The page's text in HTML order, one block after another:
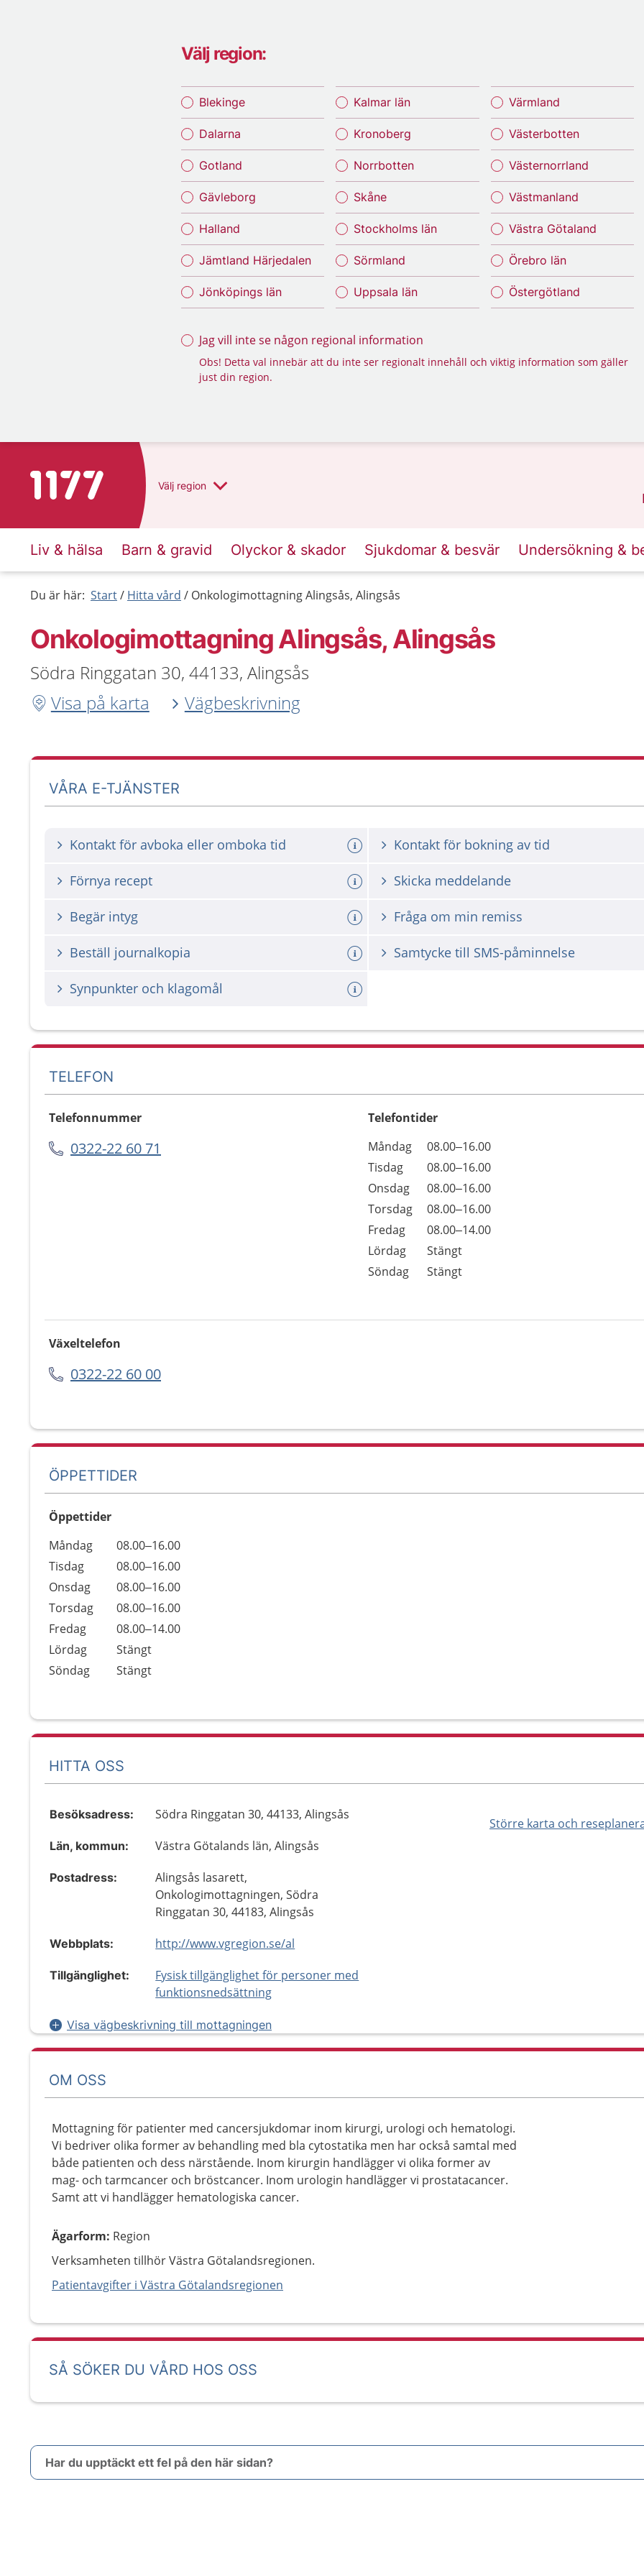
Välj region:
Blekinge
Dalarna
Gotland
Gävleborg
Halland
Jämtland Härjedalen
Jönköpings län
Kalmar län
Kronoberg
Norrbotten
Skåne
Stockholms län
Sörmland
Uppsala län
Värmland
Västerbotten
Västernorrland
Västmanland
Västra Götaland
Örebro län
Östergötland
Jag vill inte se någon regional information
Obs! Detta val innebär att du inte ser regionalt innehåll och viktig information som gäller
just din region.
Till startsidan för 1177 Välj region
Liv & hälsa Barn & gravid Olyckor & skador Sjukdomar & besvär Undersökning &
Du är här: Start Hitta vård Onkologimottagning Alingsås, Alingsås
Onkologimottagning Alingsås, Alingsås
Södra Ringgatan 30, 44133, Alingsås
Visa på karta
Vägbeskrivning
VÅRA E-TJÄNSTER
Kontakt för avboka eller omboka tid Kontakt för bokning av tid
Förnya recept Skicka meddelande
Begär intyg Fråga om min remiss
Beställ journalkopia Samtycke till SMS-påminnelse
Synpunkter och klagomål
TELEFON
Telefonnummer
0322-22 60 71
Telefontider
Dag
Öppettider
Kommentarer
Måndag
08.00–16.00
Tisdag
08.00–16.00
Onsdag
08.00–16.00
Torsdag
08.00–16.00
Fredag
08.00–14.00
Lördag
Stängt
Söndag
Stängt
Växeltelefon
0322-22 60 00
ÖPPETTIDER
Öppettider
Dag
Öppettider
Kommentarer
Måndag
08.00–16.00
Tisdag
08.00–16.00
Onsdag
08.00–16.00
Torsdag
08.00–16.00
Fredag
08.00–14.00
Lördag
Stängt
Söndag
Stängt
HITTA OSS
Större karta och
Besöksadress: Södra Ringgatan 30, 44133, Alingsås
Län, kommun: Västra Götalands län, Alingsås
Postadress:
Alingsås lasarett,
Onkologimottagningen, Södra
Ringgatan 30, 44183, Alingsås
Webbplats: http://www.vgregion.se/al
Tillgänglighet:
Fysisk tillgänglighet för personer med
funktionsnedsättning
Visa vägbeskrivning till mottagningen
OM OSS
Mottagning för patienter med cancersjukdomar inom kirurgi, urologi och hematologi.
Vi bedriver olika former av behandling med bla cytostatika men har också samtal med
både patienten och dess närstående. Inom kirurgin handlägger vi olika former av
mag- och tarmcancer och bröstcancer. Inom urologin handlägger vi prostatacancer.
Samt att vi handlägger hematologiska cancer.
Ägarform: Region
Verksamheten tillhör Västra Götalandsregionen.
Patientavgifter i Västra Götalandsregionen
SÅ SÖKER DU VÅRD HOS OSS
Har du upptäckt ett fel på den här sidan?